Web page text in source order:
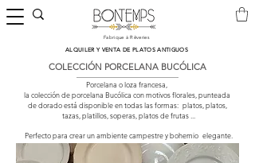
Fabrique à Rêveries
​ALQUILER Y VENTA DE PLATOS ANTIGUOS
COLECCIÓN PORCELANA BUCÓLICA
Porcelana o loza francesa,
la colección de porcelana Bucólica con motivos florales, punteada
de dorado está disponible en todas las formas: platos, platos,
tazas, platillos, soperas, platos de frutas ...
Perfecto para crear un ambiente campestre y bohemio elegante.